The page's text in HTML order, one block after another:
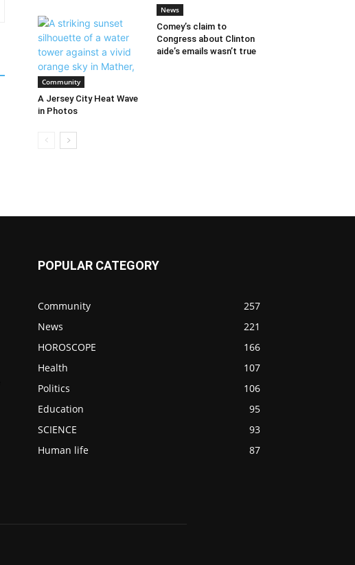
Community
A Jersey City Heat Wave
in Photos
News
Comey’s claim to
Congress about Clinton
aide’s emails wasn’t true
POPULAR CATEGORY
Community
257
News
221
HOROSCOPE
166
Health
107
Politics
106
Education
95
SCIENCE
93
Human life
87